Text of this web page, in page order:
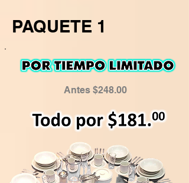
PAQUETE 1
Antes $248.00